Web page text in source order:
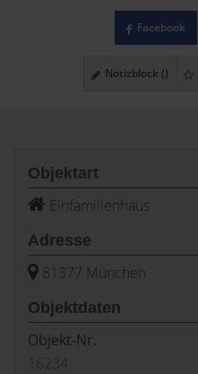
Facebook
Notizblock ()
Objektart
Einfamilienhaus
Adresse
81377 München
Objektdaten
Objekt-Nr.
16234